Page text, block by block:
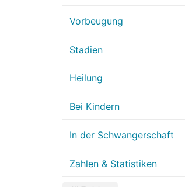
Vorbeugung
Stadien
Heilung
Bei Kindern
In der Schwangerschaft
Zahlen & Statistiken